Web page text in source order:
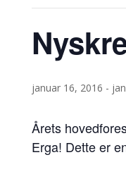
januar 16, 2016 -
Årets
Erga! Dette er